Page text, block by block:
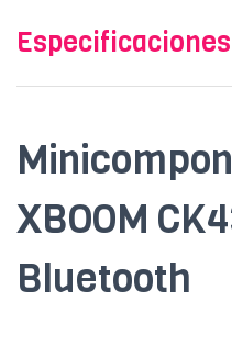
Especificaciones
XBOOM
Bluetooth